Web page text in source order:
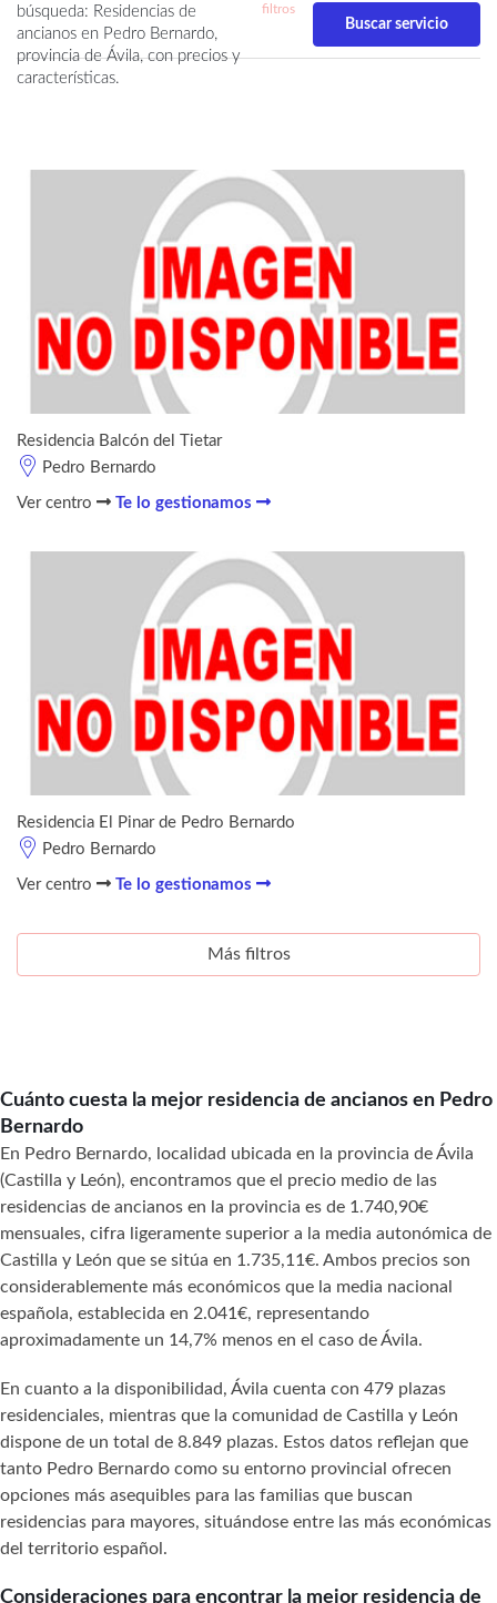
búsqueda: Residencias de
ancianos en Pedro Bernardo,
provincia de Ávila, con precios y
características.
filtros
Residencia Balcón del Tietar
Pedro Bernardo
Ver centro Te lo gestionamos
Residencia El Pinar de Pedro Bernardo
Pedro Bernardo
Ver centro Te lo gestionamos
Más filtros
Cuánto cuesta la mejor residencia de ancianos en Pedro
Bernardo
En Pedro Bernardo, localidad ubicada en la provincia de Ávila
(Castilla y León), encontramos que el precio medio de las
residencias de ancianos en la provincia es de 1.740,90€
mensuales, cifra ligeramente superior a la media autonómica de
Castilla y León que se sitúa en 1.735,11€. Ambos precios son
considerablemente más económicos que la media nacional
española, establecida en 2.041€, representando
aproximadamente un 14,7% menos en el caso de Ávila.
En cuanto a la disponibilidad, Ávila cuenta con 479 plazas
residenciales, mientras que la comunidad de Castilla y León
dispone de un total de 8.849 plazas. Estos datos reflejan que
tanto Pedro Bernardo como su entorno provincial ofrecen
opciones más asequibles para las familias que buscan
residencias para mayores, situándose entre las más económicas
del territorio español.
Consideraciones para encontrar la mejor residencia de